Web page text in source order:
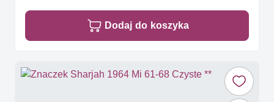
Dodaj do koszyka